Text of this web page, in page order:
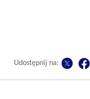
Udostępnij na: